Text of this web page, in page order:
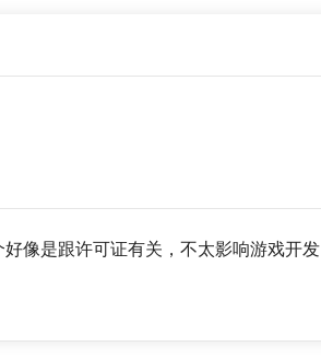
像是跟许可证有关，不太影响游戏开发